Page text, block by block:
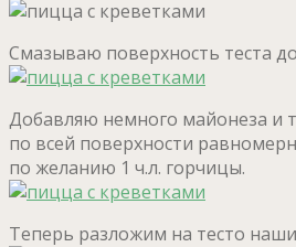
Смазываю поверхность теста
Добавляю немного майонеза и
по всей поверхности
по желанию 1 ч.л. горчицы.
Теперь разложим на тесто